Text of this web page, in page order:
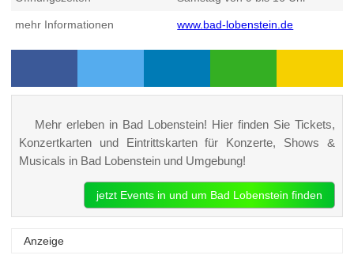
mehr Informationen www.bad-lobenstein.de
Mehr erleben in Bad Lobenstein! Hier finden Sie Tickets,
Konzertkarten und Eintrittskarten für Konzerte, Shows &
Musicals in Bad Lobenstein und Umgebung!
jetzt Events in und um Bad Lobenstein finden
Anzeige